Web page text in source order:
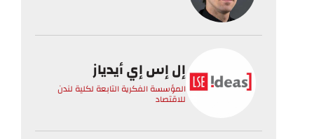
إل إس إي أيدياز
المؤسسة الفكرية التابعة لكلية لندن
للاقتصاد